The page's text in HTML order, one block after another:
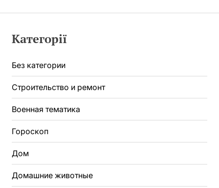
Категорії
Без категории
Строительство и ремонт
Военная тематика
Гороскоп
Дом
Домашние животные